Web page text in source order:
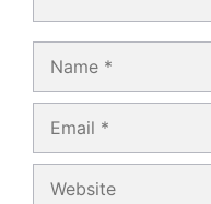
Name
Email
Website